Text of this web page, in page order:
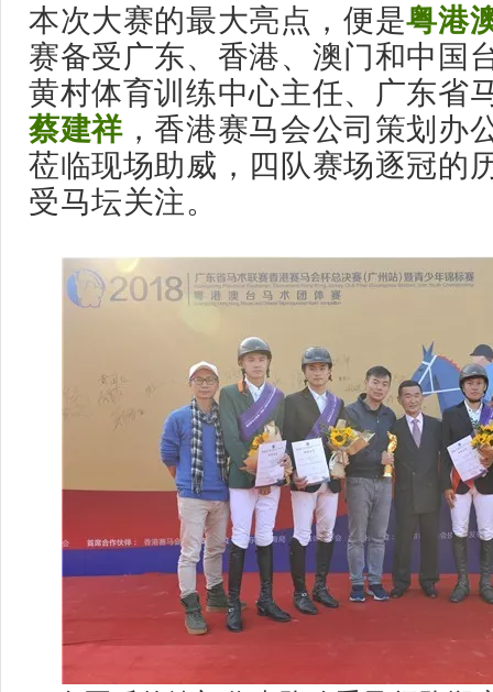
本次大赛的最大亮点，便是粤港
赛备受广东、香港、澳门和中国
黄村体育训练中心主任、广东省
蔡建祥，香港赛马会公司策划办
莅临现场助威，四队赛场逐冠的
受马坛关注。